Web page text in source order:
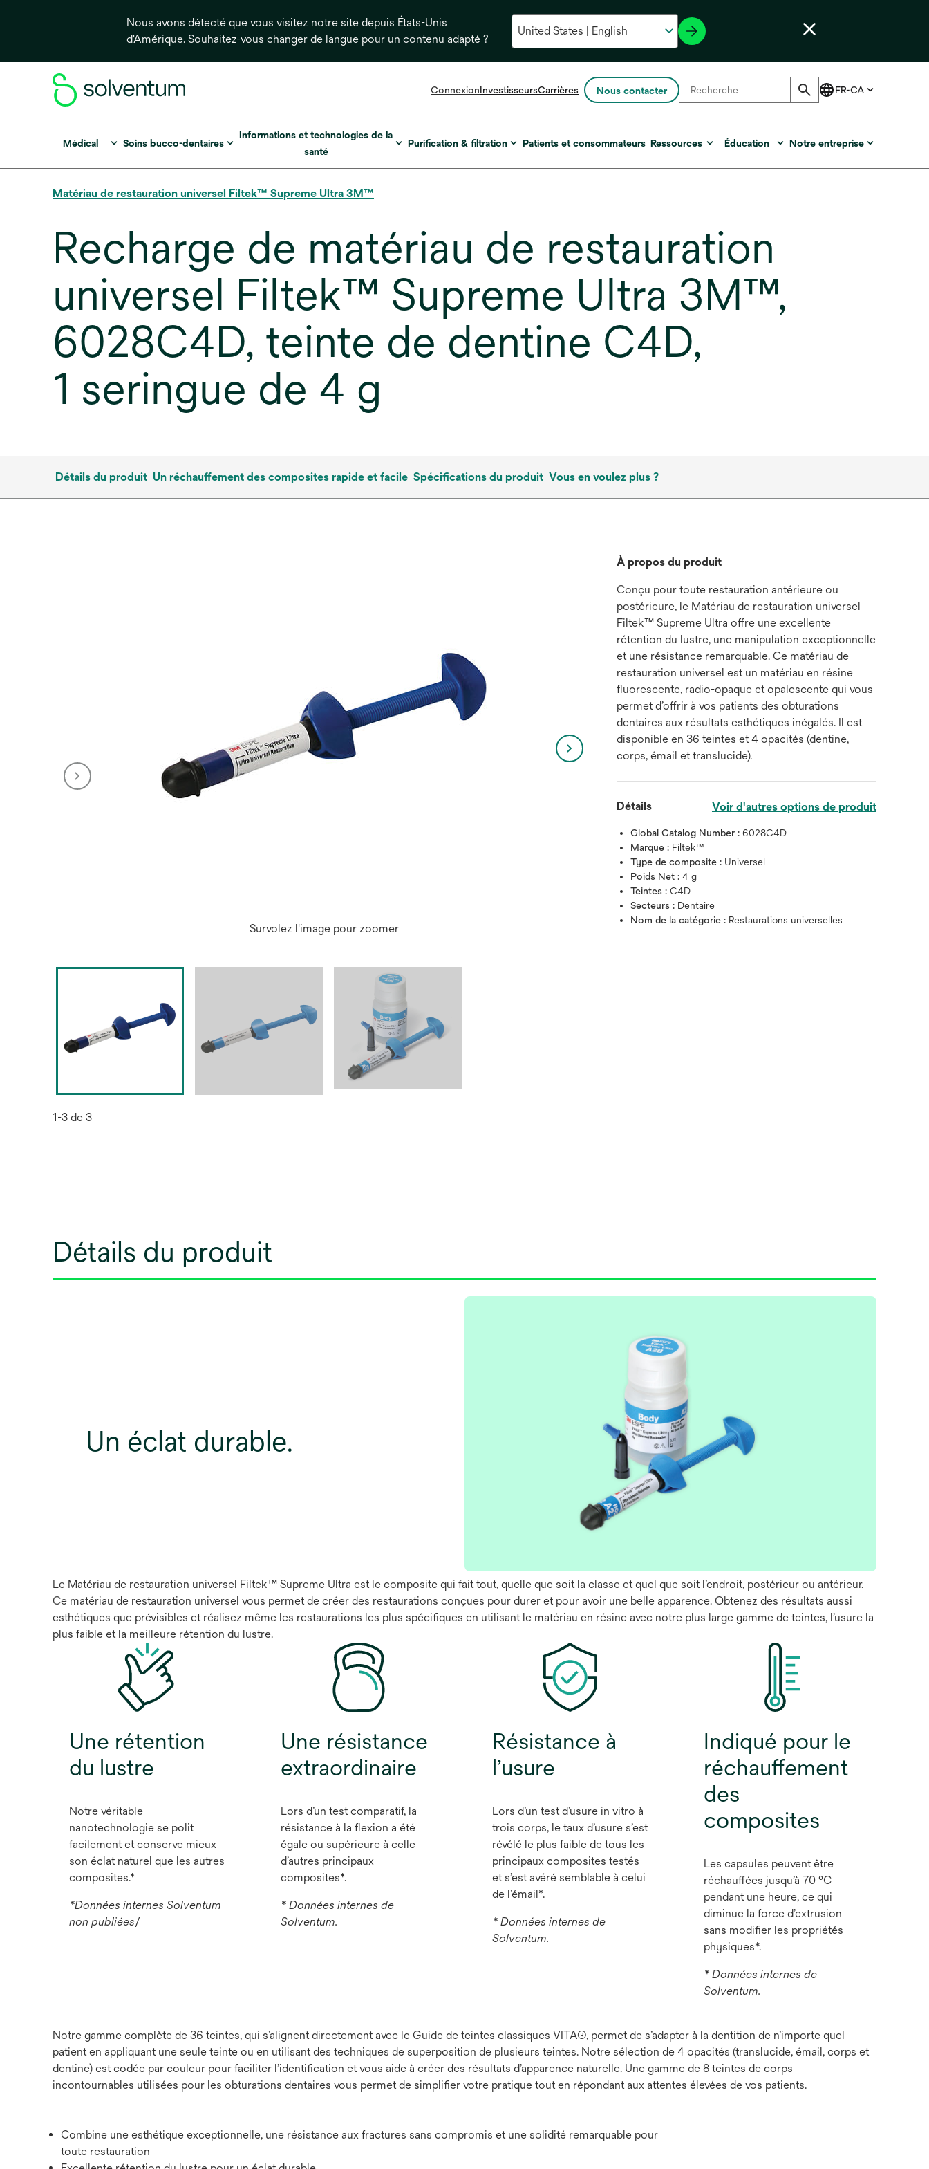
Nous avons détecté que vous visitez notre site depuis États-Unis
d'Amérique. Souhaitez-vous changer de langue pour un contenu adapté ?
ConnexionInvestisseurss’ouvre
un
onglet
Carrières Nous contacter
Médical Soins bucco-dentaires
Informations et technologies de la
santé
Purification & filtration Patients et consommateurs Ressources Éducation Notre entreprise
Matériau de restauration universel Filtek™ Supreme Ultra 3M™
Recharge de matériau de restauration
universel Filtek™ Supreme Ultra 3M™,
6028C4D, teinte de dentine C4D,
1 seringue de 4 g
Détails du produit Un réchauffement des composites rapide et facile Spécifications du produit Vous en voulez plus ?
Survolez l'image pour zoomer
1-3 de 3
À propos du produit
Conçu pour toute restauration antérieure ou
postérieure, le Matériau de restauration universel
Filtek™ Supreme Ultra offre une excellente
rétention du lustre, une manipulation exceptionnelle
et une résistance remarquable. Ce matériau de
restauration universel est un matériau en résine
fluorescente, radio-opaque et opalescente qui vous
permet d’offrir à vos patients des obturations
dentaires aux résultats esthétiques inégalés. Il est
disponible en 36 teintes et 4 opacités (dentine,
corps, émail et translucide).
Détails Voir d'autres options de produit
Global Catalog Number :6028C4D
Marque : Filtek™
Type de composite : Universel
Poids Net :4 g
Teintes :C4D
Secteurs : Dentaire
Nom de la catégorie : Restaurations universelles
Détails du produit
Un éclat durable.
Le Matériau de restauration universel Filtek™ Supreme Ultra est le composite qui fait tout, quelle que soit la classe et quel que soit l’endroit, postérieur ou antérieur.
Ce matériau de restauration universel vous permet de créer des restaurations conçues pour durer et pour avoir une belle apparence. Obtenez des résultats aussi
esthétiques que prévisibles et réalisez même les restaurations les plus spécifiques en utilisant le matériau en résine avec notre plus large gamme de teintes, l’usure la
plus faible et la meilleure rétention du lustre.
Une rétention
du lustre
Notre véritable
nanotechnologie se polit
facilement et conserve mieux
son éclat naturel que les autres
composites.*
*Données internes Solventum
non publiées/
Une résistance
extraordinaire
Lors d’un test comparatif, la
résistance à la flexion a été
égale ou supérieure à celle
d’autres principaux
composites*.
* Données internes de
Solventum.
Résistance à
l’usure
Lors d’un test d’usure in vitro à
trois corps, le taux d’usure s’est
révélé le plus faible de tous les
principaux composites testés
et s’est avéré semblable à celui
de l’émail*.
* Données internes de
Solventum.
Indiqué pour le
réchauffement
des
composites
Les capsules peuvent être
réchauffées jusqu’à 70 °C
pendant une heure, ce qui
diminue la force d’extrusion
sans modifier les propriétés
physiques*.
* Données internes de
Solventum.
Notre gamme complète de 36 teintes, qui s’alignent directement avec le Guide de teintes classiques VITA®, permet de s’adapter à la dentition de n’importe quel
patient en appliquant une seule teinte ou en utilisant des techniques de superposition de plusieurs teintes. Notre sélection de 4 opacités (translucide, émail, corps et
dentine) est codée par couleur pour faciliter l’identiﬁcation et vous aide à créer des résultats d’apparence naturelle. Une gamme de 8 teintes de corps
incontournables utilisées pour les obturations dentaires vous permet de simplifier votre pratique tout en répondant aux attentes élevées de vos patients.
Combine une esthétique exceptionnelle, une résistance aux fractures sans compromis et une solidité remarquable pour
toute restauration